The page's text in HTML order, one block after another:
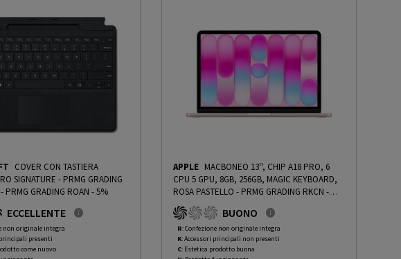
COVER CON TASTIERA
- PRMG GRADING
PRMG GRADING ROAN - 5%
ECCELLENTE
non originale integra
presenti
come nuovo
APPLE MACBONEO 13'', CHIP A18 PRO, 6
CPU 5 GPU, 8GB, 256GB, MAGIC KEYBOARD,
ROSA PASTELLO - PRMG GRADING RKCN -
15% -PRMG GRADING RKCN - 15%
BUONO
R: Confezione non originale integra
K: Accessori principali non presenti
C: Estetica prodotto buona